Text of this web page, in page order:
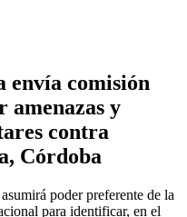
envía comisión
amenazas y
contra
Córdoba
poder preferente de la
para identificar, en el